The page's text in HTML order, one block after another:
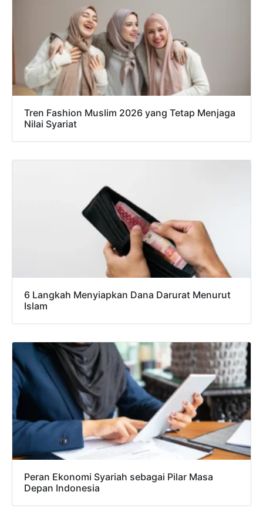
Tren Fashion Muslim 2026 yang Tetap Menjaga
Nilai Syariat
6 Langkah Menyiapkan Dana Darurat Menurut
Islam
Peran Ekonomi Syariah sebagai Pilar Masa
Depan Indonesia